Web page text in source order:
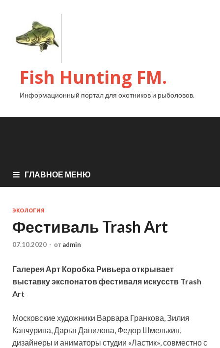
Fish Hunting FM.
Информационный портал для охотников и рыболовов.
ГЛАВНОЕ МЕНЮ
ЭКОЛОГИЯ
Фестиваль Trash Art
07.10.2020 - от admin
Галерея Арт Коробка Ривьера открывает
выставку экспонатов фестиваля искусств Trash
Art
Московские художники Варвара Гранкова, Зилия
Канчурина, Дарья Данилова, Федор Шмелькин,
дизайнеры и аниматоры студии «Ластик», совместно с